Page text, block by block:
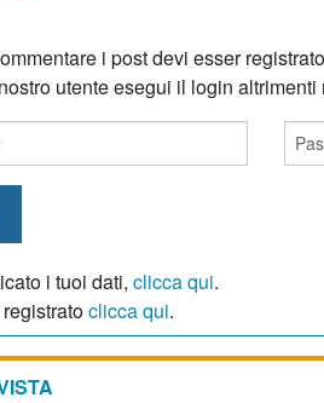
i post devi esser
utente esegui il login altrimenti
i tuoi dati, clicca qui.
clicca qui.